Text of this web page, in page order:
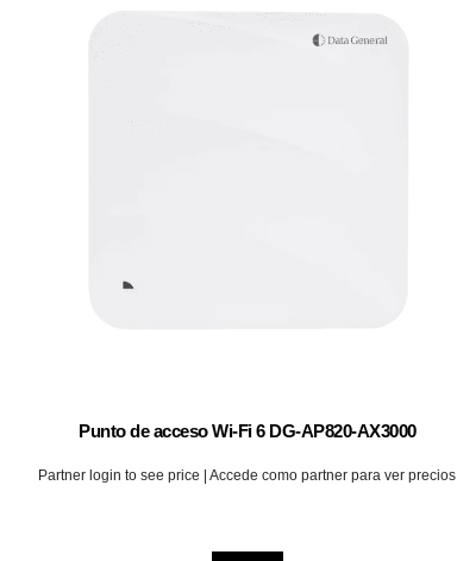
Punto de acceso Wi-Fi 6 DG-AP820-AX3000
Partner login to see price | Accede como partner para ver precios